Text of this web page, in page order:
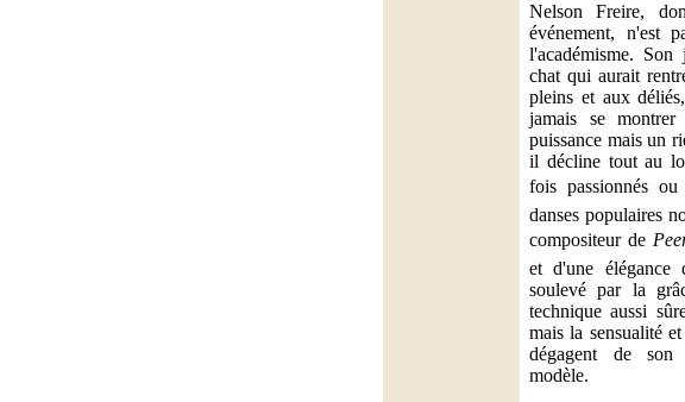
Nelson Freire,
événement, n'est
l'académisme.
chat qui aurait
pleins et aux
jamais se montrer
puissance mais un
il décline tout au
fois passionnés
danses populaires
compositeur de
et d'une
soulevé par la
technique aussi
mais la sensualité
dégagent de son
modèle.